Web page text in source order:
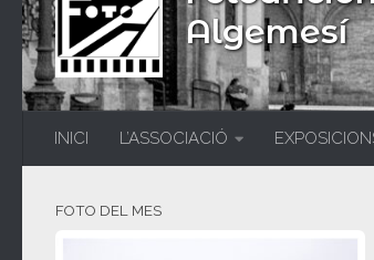
Algemesí
INICI L’ASSOCIACIÓ
FOTO DEL MES